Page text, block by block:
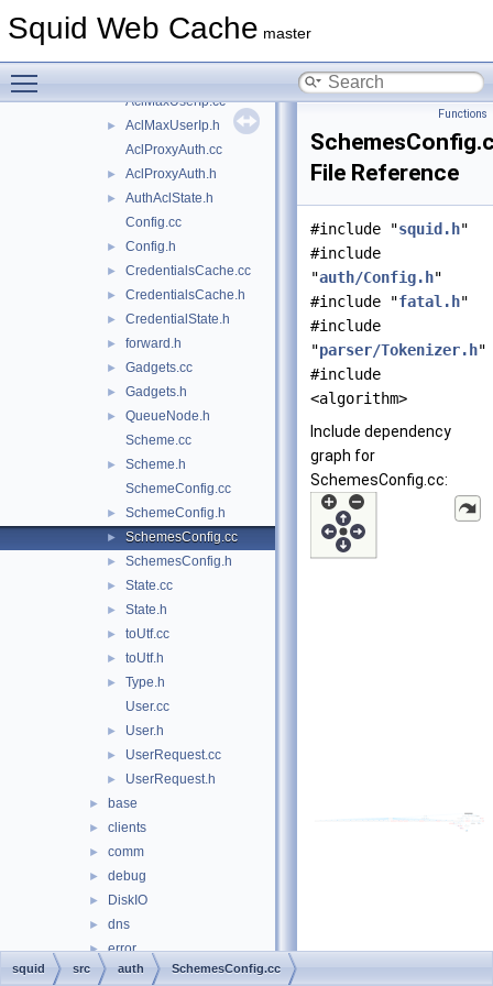
Squid Web Cache master
► ntlm
AclMaxUserIp.cc
►
AclMaxUserIp.h
AclProxyAuth.cc
► AclProxyAuth.h
►
AuthAclState.h
Config.cc
► Config.h
► CredentialsCache.cc
► CredentialsCache.h
► CredentialState.h
► forward.h
► Gadgets.cc
► Gadgets.h
►
QueueNode.h
Scheme.cc
►
Scheme.h
SchemeConfig.cc
► SchemeConfig.h
► SchemesConfig.cc
► SchemesConfig.h
► State.cc
► State.h
► toUtf.cc
► toUtf.h
►
Type.h
User.cc
► User.h
► UserRequest.cc
► UserRequest.h
► base
► clients
► comm
► debug
► DiskIO
► dns
► error
► eui
Functions
File Reference
#include "squid.h"
#include
"auth/Config.h"
#include "fatal.h"
#include
"parser/Tokenizer.h"
#include
<algorithm>
Include dependency
graph for
SchemesConfig.cc:
squid src auth SchemesConfig.cc